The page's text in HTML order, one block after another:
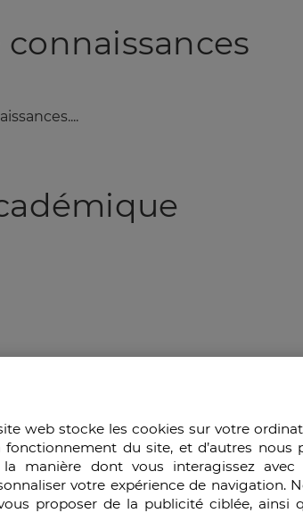
web stocke les cookies sur votre
fonctionnement du site, et d’autres
manière dont vous interagissez
votre expérience de navigation.
proposer de la publicité ciblée, ainsi